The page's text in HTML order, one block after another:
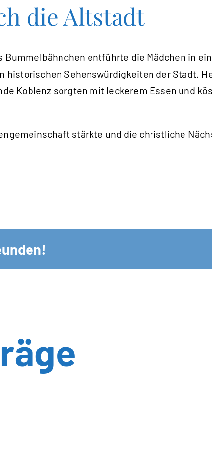
die Altstadt
entführte die Mädchen in
Sehenswürdigkeiten der Stadt.
Koblenz sorgten mit leckerem Essen und
stärkte und die christliche